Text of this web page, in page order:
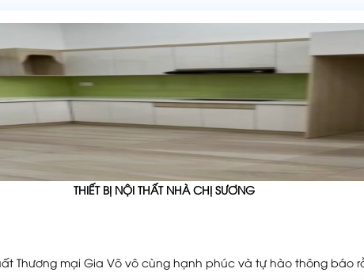
THIẾT BỊ NỘI THẤT NHÀ CHỊ SƯƠNG
xuất Thương mại Gia Võ vô cùng hạnh phúc và tự hào thông